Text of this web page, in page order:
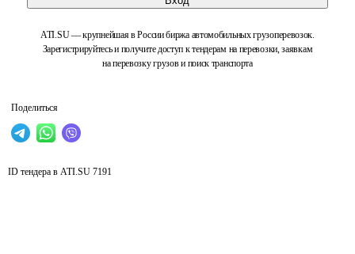
ATI.SU — крупнейшая в России биржа автомобильных грузоперевозок.
Зарегистрируйтесь и получите доступ к тендерам на перевозки, заявкам
на перевозку грузов и поиск транспорта
Поделиться
ID тендера в ATI.SU 7191